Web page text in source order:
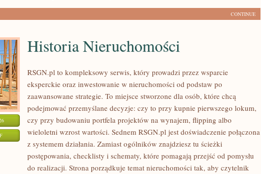
CONTINUE
ON
NIERUCHOMOŚCI
Historia Nieruchomości
RSGN.pl to kompleksowy serwis, który prowadzi przez wsparcie
eksperckie oraz inwestowanie w nieruchomości od podstaw po
zaawansowane strategie. To miejsce stworzone dla osób, które chcą
podejmować przemyślane decyzje: czy to przy kupnie pierwszego lokum,
czy przy budowaniu portfela projektów na wynajem, flipping albo
wieloletni wzrost wartości. Sednem RSGN.pl jest doświadczenie połączona
z systemem działania. Zamiast ogólników znajdziesz tu ścieżki
postępowania, checklisty i schematy, które pomagają przejść od pomysłu
do realizacji. Strona porządkuje temat nieruchomości tak, aby czytelnik